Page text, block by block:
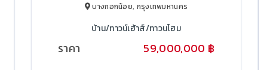
บางกอกน้อย, กรุงเทพมหานคร
บ้าน/ทาวน์เฮ้าส์/ทาวนโฮม
ราคา 59,000,000 ฿